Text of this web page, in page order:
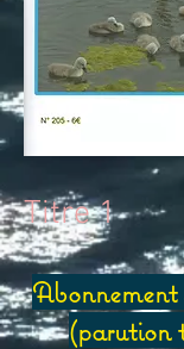
Titre 1
(parution